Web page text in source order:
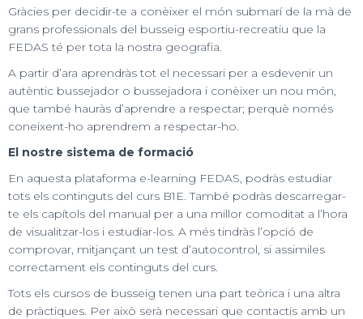
Gràcies per decidir-te a conèixer el món submarí de la mà de
grans professionals del busseig esportiu-recreatiu que la
FEDAS té per tota la nostra geografia.
A partir d’ara aprendràs tot el necessari per a esdevenir un
autèntic bussejador o bussejadora i conèixer un nou món,
que també hauràs d’aprendre a respectar; perquè només
coneixent-ho aprendrem a respectar-ho.
El nostre sistema de formació
En aquesta plataforma e-learning FEDAS, podràs estudiar
tots els continguts del curs B1E. També podràs descarregar-
te els capítols del manual per a una millor comoditat a l’hora
de visualitzar-los i estudiar-los. A més tindràs l’opció de
comprovar, mitjançant un test d’autocontrol, si assimiles
correctament els continguts del curs.
Tots els cursos de busseig tenen una part teòrica i una altra
de pràctiques. Per això serà necessari que contactis amb un